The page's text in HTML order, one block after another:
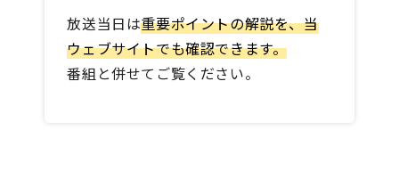
放送当日は重要ポイントの解説を、当
ウェブサイトでも確認できます。
番組と併せてご覧ください。